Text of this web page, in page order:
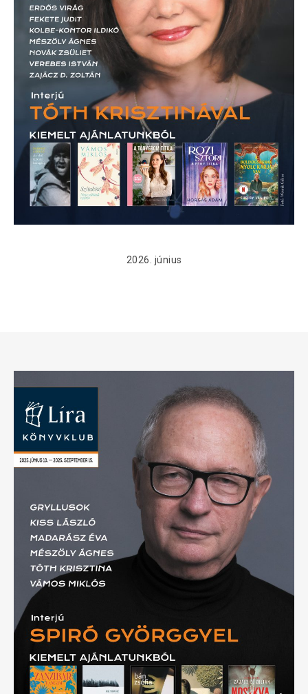
2026. június